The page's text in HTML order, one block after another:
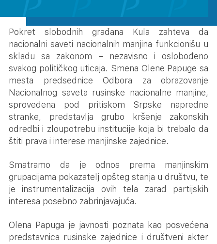
Pokret slobodnih građana Kula zahteva da
nacionalni saveti nacionalnih manjina funkcionišu u
skladu sa zakonom – nezavisno i oslobođeno
svakog političkog uticaja. Smena Olene Papuge sa
mesta predsednice Odbora za obrazovanje
Nacionalnog saveta rusinske nacionalne manjine,
sprovedena pod pritiskom Srpske napredne
stranke, predstavlja grubo kršenje zakonskih
odredbi i zloupotrebu institucije koja bi trebalo da
štiti prava i interese manjinske zajednice.
Smatramo da je odnos prema manjinskim
grupacijama pokazatelj opšteg stanja u društvu, te
je instrumentalizacija ovih tela zarad partijskih
interesa posebno zabrinjavajuća.
Olena Papuga je javnosti poznata kao posvećena
predstavnica rusinske zajednice i društveni akter